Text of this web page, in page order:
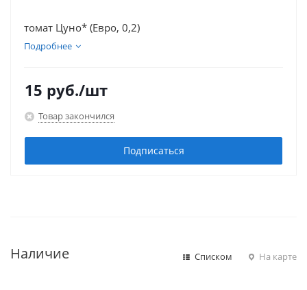
томат Цуно* (Евро, 0,2)
Подробнее
15 руб./шт
Товар закончился
Подписаться
Наличие Списком На карте